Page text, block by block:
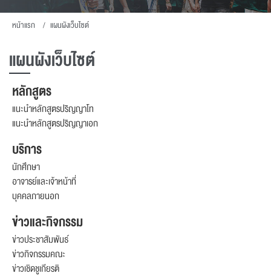
หน้าแรก แผนผังเว็บไซต์
แผนผังเว็บไซต์
หลักสูตร
แนะนำหลักสูตรปริญญาโท
แนะนำหลักสูตรปริญญาเอก
บริการ
นักศึกษา
อาจารย์และเจ้าหน้าที่
บุคคลภายนอก
ข่าวและกิจกรรม
ข่าวประชาสัมพันธ์
ข่าวกิจกรรมคณะ
ข่าวเชิดชูเกียรติ